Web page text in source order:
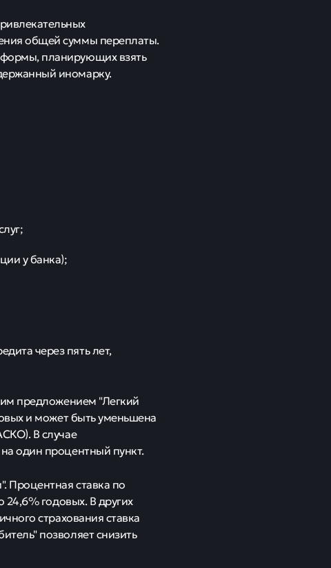
общей суммы переплаты.
планирующих взять
иномарку.
у банка);
через пять лет,
предложением "Легкий
и может быть уменьшена
В случае
один процентный пункт.
Процентная ставка по
24,6% годовых. В других
страхования ставка
позволяет снизить